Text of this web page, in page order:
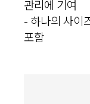
관리에 기여
- 하나의 사이
포함